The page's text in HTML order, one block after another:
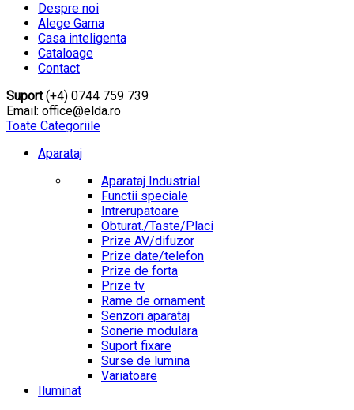
Despre noi
Alege Gama
Casa inteligenta
Cataloage
Contact
Suport(+4) 0744 759 739
Email: office@elda.ro
Toate Categoriile
Aparataj
Aparataj Industrial
Functii speciale
Intrerupatoare
Obturat./Taste/Placi
Prize AV/difuzor
Prize date/telefon
Prize de forta
Prize tv
Rame de ornament
Senzori aparataj
Sonerie modulara
Suport fixare
Surse de lumina
Variatoare
Iluminat